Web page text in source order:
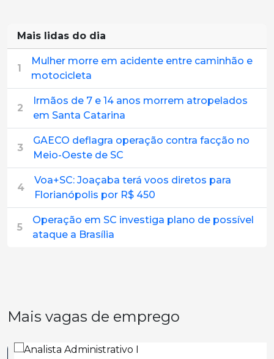
Mais lidas do dia
1
Mulher morre em acidente entre caminhão e
motocicleta
2
Irmãos de 7 e 14 anos morrem atropelados
em Santa Catarina
3
GAECO deflagra operação contra facção no
Meio-Oeste de SC
4
Voa+SC: Joaçaba terá voos diretos para
Florianópolis por R$ 450
5
Operação em SC investiga plano de possível
ataque a Brasília
Mais vagas de emprego